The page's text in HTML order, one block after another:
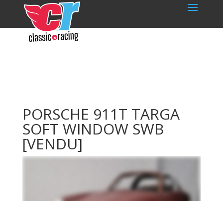
PORSCHE 911T TARGA
SOFT WINDOW SWB
[VENDU]